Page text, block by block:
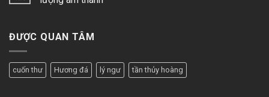
ĐƯỢC QUAN TÂM
cuốn thư Hương đá lý ngư tần thủy hoàng